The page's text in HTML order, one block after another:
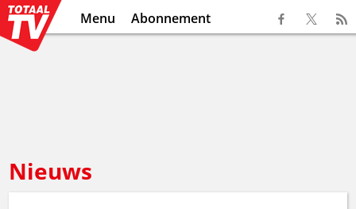
Menu Abonnement
Nieuws